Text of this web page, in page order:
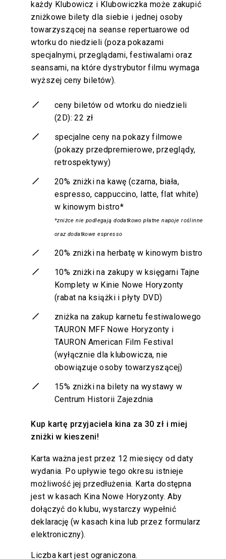
każdy Klubowicz i Klubowiczka może zakupić
zniżkowe bilety dla siebie i jednej osoby
towarzyszącej na seanse repertuarowe od
wtorku do niedzieli (poza pokazami
specjalnymi, przeglądami, festiwalami oraz
seansami, na które dystrybutor filmu wymaga
wyższej ceny biletów).
ceny biletów od wtorku do niedzieli
(2D): 22 zł
specjalne ceny na pokazy filmowe
(pokazy przedpremierowe, przeglądy,
retrospektywy)
20% zniżki na kawę (czarna, biała,
espresso, cappuccino, latte, flat white)
w kinowym bistro*
*zniżce nie podlegają dodatkowo płatne napoje roślinne
oraz dodatkowe espresso
20% zniżki na herbatę w kinowym bistro
10% zniżki na zakupy w księgarni Tajne
Komplety w Kinie Nowe Horyzonty
(rabat na książki i płyty DVD)
zniżka na zakup karnetu festiwalowego
TAURON MFF Nowe Horyzonty i
TAURON American Film Festival
(wyłącznie dla klubowicza, nie
obowiązuje osoby towarzyszącej)
15% zniżki na bilety na wystawy w
Centrum Historii Zajezdnia
Kup kartę przyjaciela kina za 30 zł i miej
zniżki w kieszeni!
Karta ważna jest przez 12 miesięcy od daty
wydania. Po upływie tego okresu istnieje
możliwość jej przedłużenia. Karta dostępna
jest w kasach Kina Nowe Horyzonty. Aby
dołączyć do klubu, wystarczy wypełnić
deklarację (w kasach kina lub przez formularz
elektroniczny).
Liczba kart jest ograniczona.